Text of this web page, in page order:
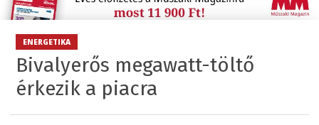
ENERGETIKA
Bivalyerős megawatt-töltő
érkezik a piacra